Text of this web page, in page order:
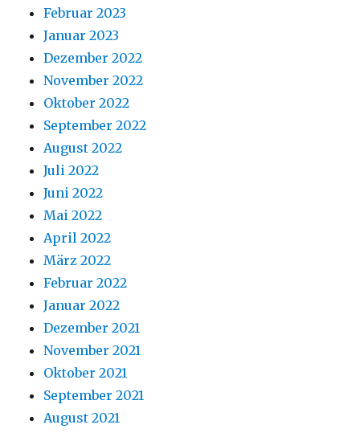
Februar 2023
Januar 2023
Dezember 2022
November 2022
Oktober 2022
September 2022
August 2022
Juli 2022
Juni 2022
Mai 2022
April 2022
März 2022
Februar 2022
Januar 2022
Dezember 2021
November 2021
Oktober 2021
September 2021
August 2021